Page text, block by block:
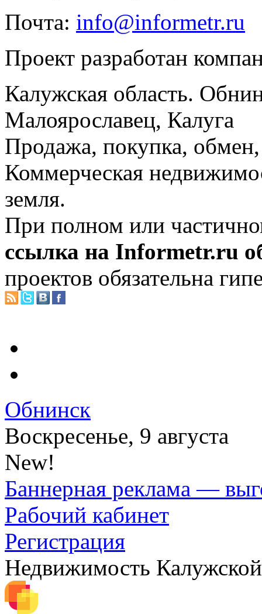
Почта: info@informetr.ru
Проект разработан
Калужская область.
Малоярославец, Калуга
Продажа, покупка, обмен,
Коммерческая
земля.
При полном или
ссылка на Informetr.ru
проектов обязательна
Обнинск
Воскресенье, 9 августа
New!
Баннерная реклама —
Рабочий кабинет
Регистрация
Недвижимость